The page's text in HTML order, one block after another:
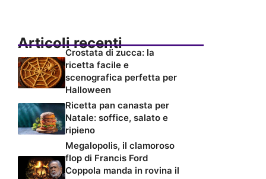
Articoli recenti
Crostata di zucca: la
ricetta facile e
scenografica perfetta per
Halloween
Ricetta pan canasta per
Natale: soffice, salato e
ripieno
Megalopolis, il clamoroso
flop di Francis Ford
Coppola manda in rovina il